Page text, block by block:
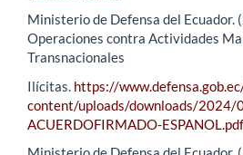
Ministerio de Defensa del Ecuador.
Operaciones contra Actividades
Transnacionales
Ilícitas. https://
content/uploads/downloads/2024/
ACUERDOFIRMADO-ESPANOL.pdf